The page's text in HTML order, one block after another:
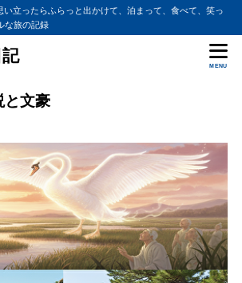
立ったらふらっと出かけて、泊まって、食べて、笑っ
な旅の記録
MENU
と文豪